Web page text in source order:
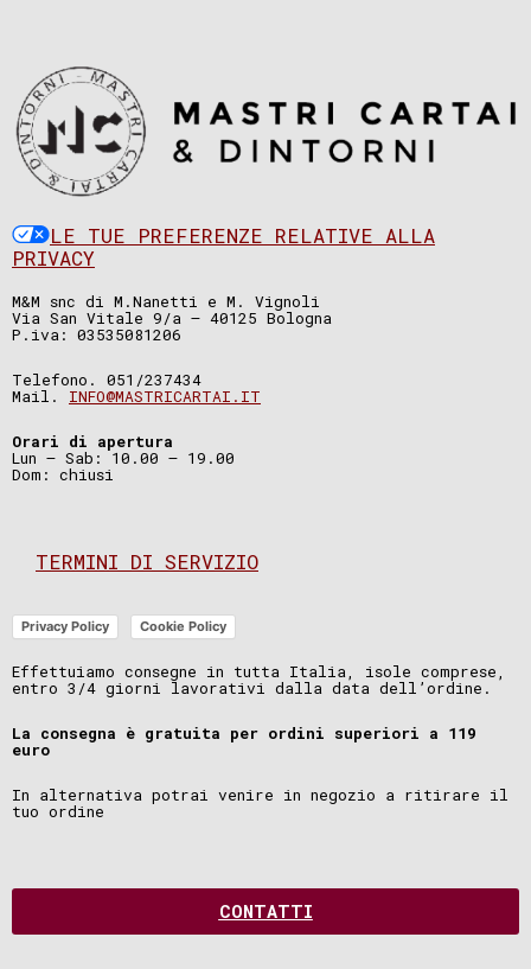
LE TUE PREFERENZE RELATIVE ALLA
PRIVACY
M&M snc di M.Nanetti e M. Vignoli
Via San Vitale 9/a – 40125 Bologna
P.iva: 03535081206
Telefono. 051/237434
Mail. INFO@MASTRICARTAI.IT
Orari di apertura
Lun – Sab: 10.00 – 19.00
Dom: chiusi
TERMINI DI SERVIZIO
Privacy Policy Cookie Policy
Effettuiamo consegne in tutta Italia, isole comprese,
entro 3/4 giorni lavorativi dalla data dell’ordine.
La consegna è gratuita per ordini superiori a 119
euro
In alternativa potrai venire in negozio a ritirare il
tuo ordine
CONTATTI